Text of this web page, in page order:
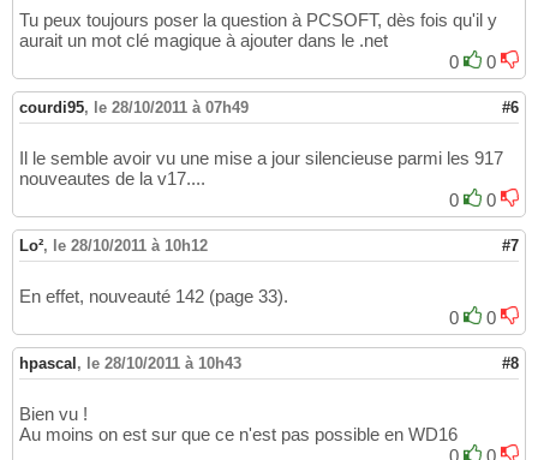
Tu peux toujours poser la question à PCSOFT, dès fois qu'il y
aurait un mot clé magique à ajouter dans le .net
0
0
courdi95, le 28/10/2011 à 07h49 #6
Il le semble avoir vu une mise a jour silencieuse parmi les 917
nouveautes de la v17....
0
0
Lo², le 28/10/2011 à 10h12 #7
En effet, nouveauté 142 (page 33).
0
0
hpascal , le 28/10/2011 à 10h43 #8
Bien vu !
Au moins on est sur que ce n'est pas possible en WD16